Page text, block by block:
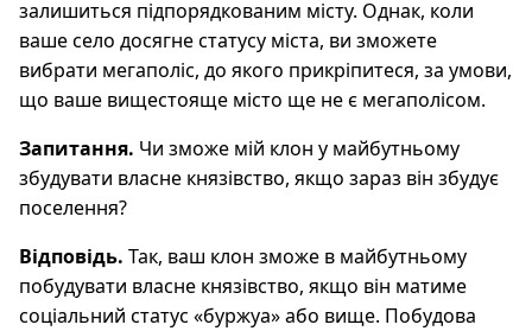
залишиться підпорядкованим місту. Однак, коли
ваше село досягне статусу міста, ви зможете
вибрати мегаполіс, до якого прикріпитеся, за умови,
що ваше вищестояще місто ще не є мегаполісом.
Запитання. Чи зможе мій клон у майбутньому
збудувати власне князівство, якщо зараз він збудує
поселення?
Відповідь. Так, ваш клон зможе в майбутньому
побудувати власне князівство, якщо він матиме
соціальний статус «буржуа» або вище. Побудова